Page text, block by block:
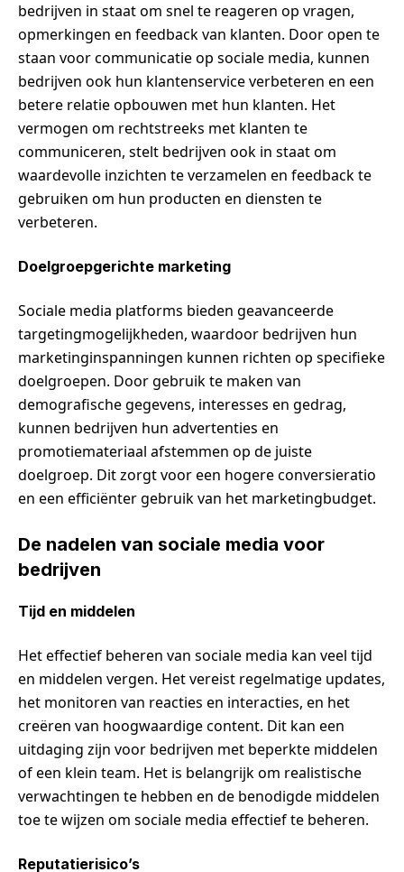
bedrijven in staat om snel te reageren op vragen,
opmerkingen en feedback van klanten. Door open te
staan voor communicatie op sociale media, kunnen
bedrijven ook hun klantenservice verbeteren en een
betere relatie opbouwen met hun klanten. Het
vermogen om rechtstreeks met klanten te
communiceren, stelt bedrijven ook in staat om
waardevolle inzichten te verzamelen en feedback te
gebruiken om hun producten en diensten te
verbeteren.
Doelgroepgerichte marketing
Sociale media platforms bieden geavanceerde
targetingmogelijkheden, waardoor bedrijven hun
marketinginspanningen kunnen richten op specifieke
doelgroepen. Door gebruik te maken van
demografische gegevens, interesses en gedrag,
kunnen bedrijven hun advertenties en
promotiemateriaal afstemmen op de juiste
doelgroep. Dit zorgt voor een hogere conversieratio
en een efficiënter gebruik van het marketingbudget.
De nadelen van sociale media voor
bedrijven
Tijd en middelen
Het effectief beheren van sociale media kan veel tijd
en middelen vergen. Het vereist regelmatige updates,
het monitoren van reacties en interacties, en het
creëren van hoogwaardige content. Dit kan een
uitdaging zijn voor bedrijven met beperkte middelen
of een klein team. Het is belangrijk om realistische
verwachtingen te hebben en de benodigde middelen
toe te wijzen om sociale media effectief te beheren.
Reputatierisico’s